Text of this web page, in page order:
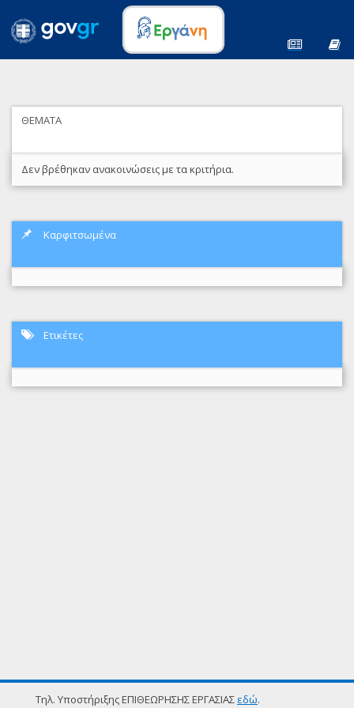
ΘΕΜΑΤΑ
Δεν βρέθηκαν ανακοινώσεις με τα κριτήρια.
Καρφιτσωμένα
Ετικέτες
Τηλ. Υποστήριξης ΕΠΙΘΕΩΡΗΣΗΣ ΕΡΓΑΣΙΑΣ εδώ.